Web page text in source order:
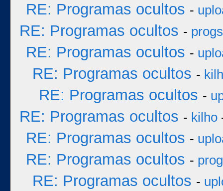
RE: Programas ocultos -
RE: Programas ocultos -
RE: Programas ocultos -
RE: Programas ocultos -
RE: Programas ocultos -
RE: Programas ocultos - kilho
RE: Programas ocultos -
RE: Programas ocultos -
RE: Programas ocultos -